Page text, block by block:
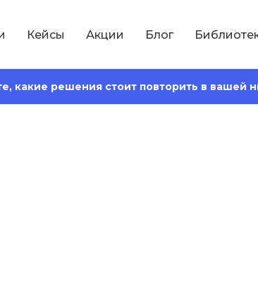
Кейсы Акции Блог
какие решения стоит повторить в вашей